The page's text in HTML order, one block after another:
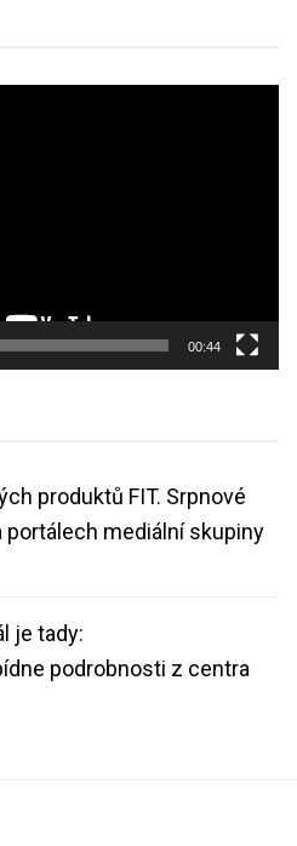
00:44
produktů FIT. Srpnové
mediální skupiny
je tady:
podrobnosti z centra